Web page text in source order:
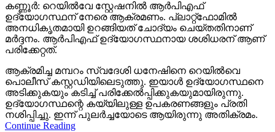
കണ്ണൂര്‍: റെയില്‍വേ സ്റ്റേഷനില്‍ ആര്‍പിഎഫ്
ഉദ്യോഗസ്ഥന് നേരെ ആക്രമണം. പ്ലാറ്റ്‌ഫോമില്‍
അനധികൃതമായി ഉറങ്ങിയത് ചോദ്യം ചെയ്തതിനാണ്
മര്‍ദ്ദനം. ആര്‍പിഎഫ് ഉദ്യോഗസ്ഥനായ ശശിധരന് ആണ്
പരിക്കേറ്റത്.
ആക്രമിച്ച മമ്പറം സ്വദേശി ധനേഷിനെ റെയില്‍വെ
പൊലീസ് കസ്റ്റഡിയിലെടുത്തു. ഇയാള്‍ ഉദ്യോഗസ്ഥനെ
അടിക്കുകയും കടിച്ച് പരിക്കേല്‍പ്പിക്കുകയുമായിരുന്നു.
ഉദ്യോഗസ്ഥന്റെ കയ്യിലുള്ള ഉപകരണങ്ങളും പ്രതി
നശിപ്പിച്ചു. ഇന്ന് പുലര്‍ച്ചയോടെ ആയിരുന്നു അതിക്രമം.
Continue Reading